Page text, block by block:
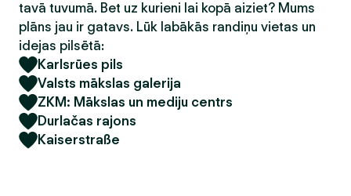
tavā tuvumā. Bet uz kurieni lai kopā aiziet? Mums
plāns jau ir gatavs. Lūk labākās randiņu vietas un
idejas pilsētā:
Karlsrūes pils
Valsts mākslas galerija
ZKM: Mākslas un mediju centrs
Durlačas rajons
Kaiserstraße